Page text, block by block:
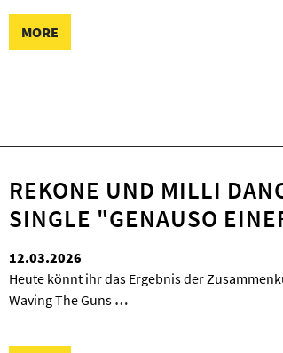
MORE
REKONE UND MILLI
SINGLE "GENAUSO
12.03.2026
Heute könnt ihr das Ergebnis der
Waving The Guns …